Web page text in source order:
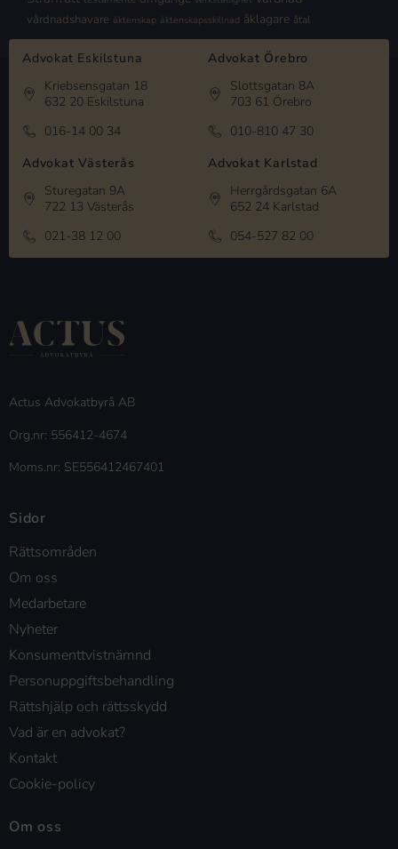
vårdnadshavare äktenskap äktenskapsskillnad åklagare åtal
Advokat Eskilstuna
Kriebsensgatan 18
632 20 Eskilstuna
016-14 00 34
Advokat Örebro
Slottsgatan 8A
703 61 Örebro
010-810 47 30
Advokat Västerås
Sturegatan 9A
722 13 Västerås
021-38 12 00
Advokat Karlstad
Herrgårdsgatan 6A
652 24 Karlstad
054-527 82 00
Actus Advokatbyrå AB
Org.nr: 556412-4674
Moms.nr: SE556412467401
Sidor
Rättsområden
Om oss
Medarbetare
Nyheter
Konsumenttvistnämnd
Personuppgiftsbehandling
Rättshjälp och rättsskydd
Vad är en advokat?
Kontakt
Cookie-policy
Om oss